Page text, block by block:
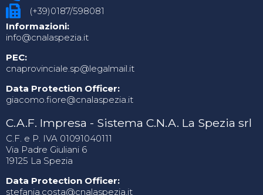
(+39)0187/598081
Informazioni:
info@cnalaspezia.it
PEC:
cnaprovinciale.sp@legalmail.it
Data Protection Officer:
giacomo.fiore@cnalaspezia.it
C.A.F. Impresa - Sistema C.N.A. La Spezia srl
C.F. e P. IVA 01091040111
Via Padre Giuliani 6
19125 La Spezia
Data Protection Officer:
stefania.costa@cnalaspezia.it